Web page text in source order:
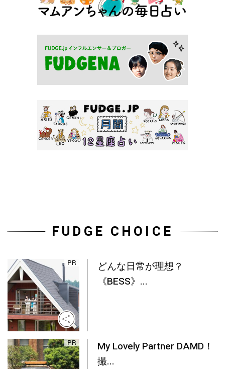
FUDGE CHOICE
どんな日常が理想？
《BESS》...
My Lovely Partner DAMD！
撮...